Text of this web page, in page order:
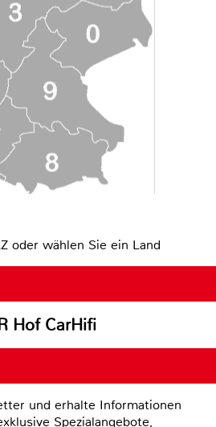
oder wählen Sie ein Land
Hof CarHifi
und erhalte Informationen
Spezialangebote,